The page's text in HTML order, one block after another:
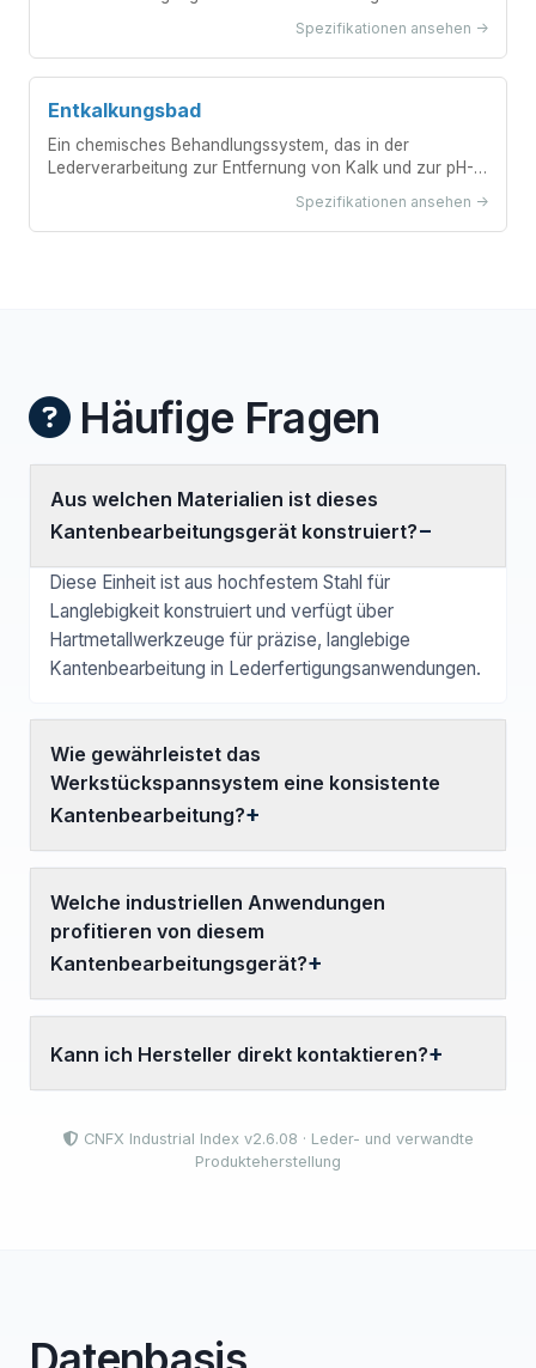
Spezifikationen ansehen ->
Entkalkungsbad
Ein chemisches Behandlungssystem, das in der
Lederverarbeitung zur Entfernung von Kalk und zur pH-
Spezifikationen ansehen ->
Häufige Fragen
Aus welchen Materialien ist dieses
Kantenbearbeitungsgerät konstruiert?
Diese Einheit ist aus hochfestem Stahl für
Langlebigkeit konstruiert und verfügt über
Hartmetallwerkzeuge für präzise, langlebige
Kantenbearbeitung in Lederfertigungsanwendungen.
Wie gewährleistet das
Werkstückspannsystem eine konsistente
Kantenbearbeitung?
Welche industriellen Anwendungen
profitieren von diesem
Kantenbearbeitungsgerät?
Kann ich Hersteller direkt kontaktieren?
CNFX Industrial Index v2.6.08 · Leder- und verwandte
Produkteherstellung